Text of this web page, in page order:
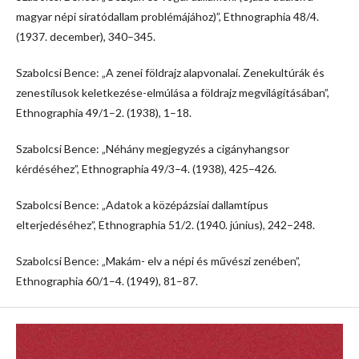
magyar népi siratódallam problémájához)”, Ethnographia 48/4.
(1937. december), 340–345.
Szabolcsi Bence: „A zenei földrajz alapvonalai. Zenekultúrák és
zenestílusok keletkezése-elmúlása a földrajz megvilágításában”,
Ethnographia 49/1–2. (1938), 1–18.
Szabolcsi Bence: „Néhány megjegyzés a cigányhangsor
kérdéséhez”, Ethnographia 49/3–4. (1938), 425–426.
Szabolcsi Bence: „Adatok a középázsiai dallamtípus
elterjedéséhez”, Ethnographia 51/2. (1940. június), 242–248.
Szabolcsi Bence: „Makám- elv a népi és művészi zenében”,
Ethnographia 60/1–4. (1949), 81–87.